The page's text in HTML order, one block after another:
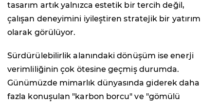
tasarım artık yalnızca estetik bir tercih değil,
çalışan deneyimini iyileştiren stratejik bir yatırım
olarak görülüyor.
Sürdürülebilirlik alanındaki dönüşüm ise enerji
verimliliğinin çok ötesine geçmiş durumda.
Günümüzde mimarlık dünyasında giderek daha
fazla konuşulan "karbon borcu" ve "gömülü